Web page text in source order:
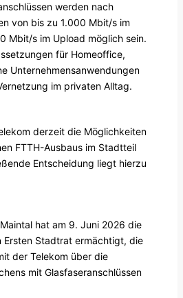
werden nach
von bis zu 1.000 Mbit/s im
Mbit/s im Upload möglich sein.
für Homeoffice,
Unternehmensanwendungen
im privaten Alltag.
derzeit die Möglichkeiten
FTTH-Ausbaus im Stadtteil
Entscheidung liegt hierzu
hat am 9. Juni 2026 die
Ersten Stadtrat ermächtigt, die
der Telekom über die
mit Glasfaseranschlüssen